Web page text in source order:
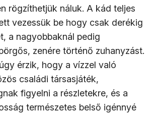
rögzíthetjük náluk. A kád teljes
vezessük be hogy csak derékig
a nagyobbaknál pedig
zenére történő zuhanyzást.
érzik, hogy a vízzel való
családi társasjáték,
figyelni a részletekre, és a
természetes belső igénnyé